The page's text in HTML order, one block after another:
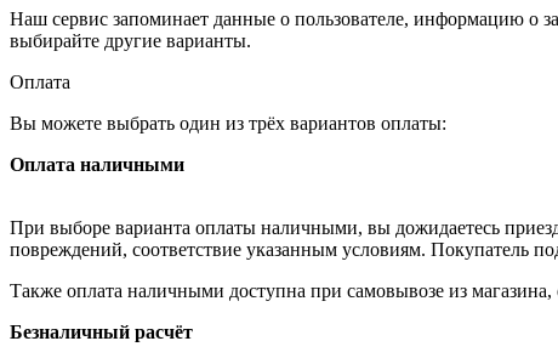
Наш сервис запоминает данные о пользователе, информацию о
выбирайте другие варианты.
Оплата
Вы можете выбрать один из трёх вариантов оплаты:
Оплата наличными
При выборе варианта оплаты наличными, вы дожидаетесь
повреждений, соответствие указанным условиям. Покупатель
Также оплата наличными доступна при самовывозе из
Безналичный расчёт